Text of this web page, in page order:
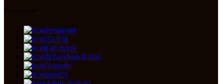
Instagram
TikTok
Facebook
WhatsApp Kanal
Youtube
Spotify